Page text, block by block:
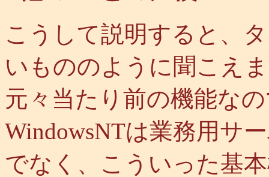
こうして説明すると、
いもののように聞こえ
元々当たり前の機能な
WindowsNTは業務用サ
でなく、こういった基